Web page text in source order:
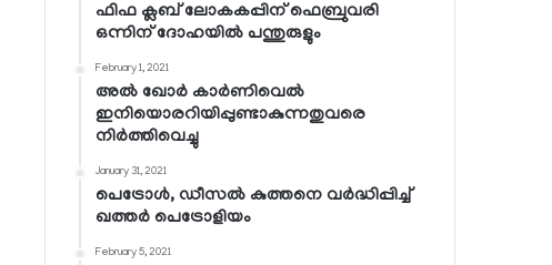
ഫിഫ ക്ലബ് ലോകകപ്പിന് ഫെബ്രുവരി
ഒന്നിന് ദോഹയില്‍ പന്തുരുളും
February 1, 2021
അല്‍ ഖോര്‍ കാര്‍ണിവെല്‍
ഇനിയൊരറിയിപ്പുണ്ടാകുന്നതുവരെ
നിര്‍ത്തിവെച്ചു
January 31, 2021
പെട്രോള്‍, ഡീസല്‍ കുത്തനെ വര്‍ദ്ധിപ്പിച്ച്
ഖത്തര്‍ പെട്രോളിയം
February 5, 2021